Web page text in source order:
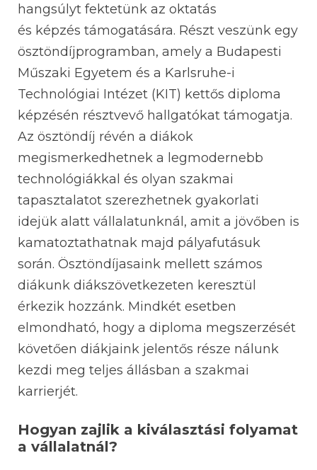
hangsúlyt fektetünk az oktatás
és képzés támogatására. Részt veszünk egy
ösztöndíjprogramban, amely a Budapesti
Műszaki Egyetem és a Karlsruhe-i
Technológiai Intézet (KIT) kettős diploma
képzésén résztvevő hallgatókat támogatja.
Az ösztöndíj révén a diákok
megismerkedhetnek a legmodernebb
technológiákkal és olyan szakmai
tapasztalatot szerezhetnek gyakorlati
idejük alatt vállalatunknál, amit a jövőben is
kamatoztathatnak majd pályafutásuk
során. Ösztöndíjasaink mellett számos
diákunk diákszövetkezeten keresztül
érkezik hozzánk. Mindkét esetben
elmondható, hogy a diploma megszerzését
követően diákjaink jelentős része nálunk
kezdi meg teljes állásban a szakmai
karrierjét.
Hogyan zajlik a kiválasztási folyamat
a vállalatnál?